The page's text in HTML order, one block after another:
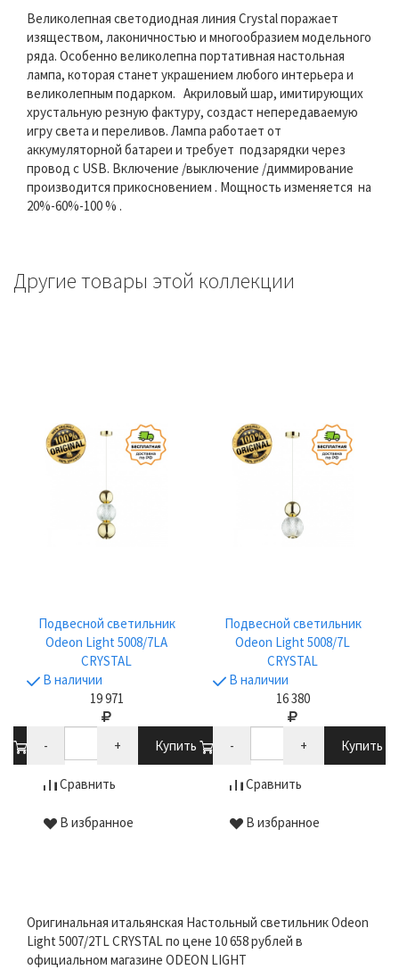
Великолепная светодиодная линия Crystal поражает
изяществом, лаконичностью и многообразием модельного
ряда. Особенно великолепна портативная настольная
лампа, которая станет украшением любого интерьера и
великолепным подарком. Акриловый шар, имитирующих
хрустальную резную фактуру, создаст непередаваемую
игру света и переливов. Лампа работает от
аккумуляторной батареи и требует подзарядки через
провод с USB. Включение /выключение /диммирование
производится прикосновением . Мощность изменяется на
20%-60%-100 % .
Другие товары этой коллекции
Подвесной светильник
Odeon Light 5008/7LA
CRYSTAL
В наличии
19 971
- + Купить
Сравнить
В избранное
Подвесной светильник
Odeon Light 5008/7L
CRYSTAL
В наличии
16 380
- + Купить
Сравнить
В избранное
Оригинальная итальянская Настольный светильник Odeon
Light 5007/2TL CRYSTAL по цене 10 658 рублей в
официальном магазине ODEON LIGHT